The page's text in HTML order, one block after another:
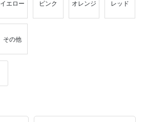
イエロー ピンク オレンジ レッド
その他